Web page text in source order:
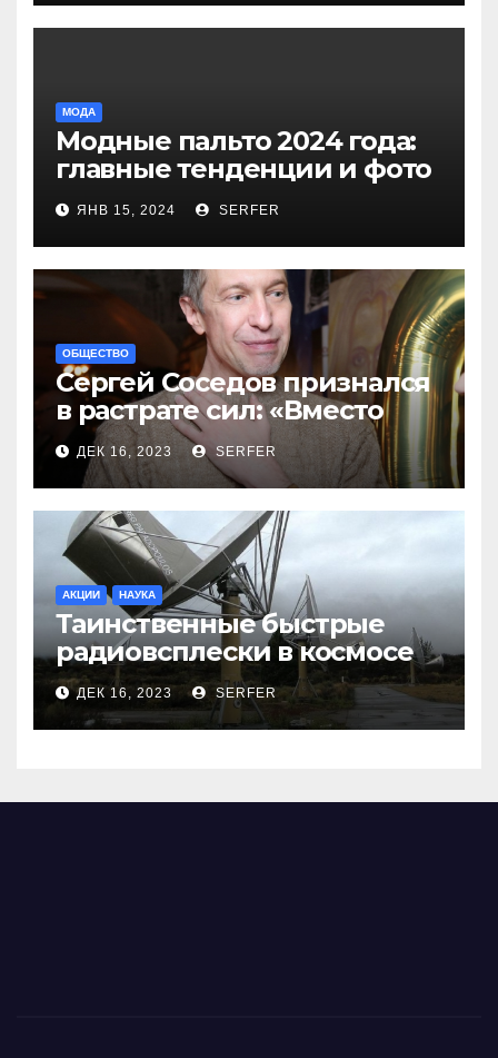
МОДА
Модные пальто 2024 года:
главные тенденции и фото
новинок
ЯНВ 15, 2024 SERFER
ОБЩЕСТВО
Сергей Соседов признался
в растрате сил: «Вместо
меня взяли Пригожина»
ДЕК 16, 2023 SERFER
АКЦИИ НАУКА
Таинственные быстрые
радиовсплески в космосе
сделались все более
странными
ДЕК 16, 2023 SERFER